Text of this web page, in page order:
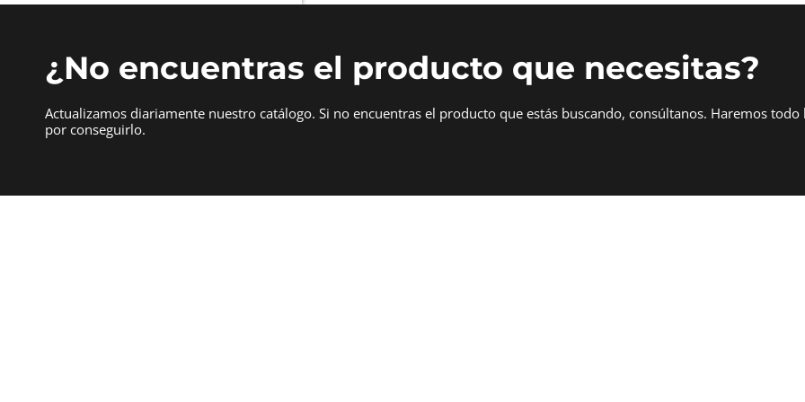
¿No encuentras el producto que necesitas?
Actualizamos diariamente nuestro catálogo. Si no encuentras el producto que estás buscando, consúltanos. Haremos
por conseguirlo.